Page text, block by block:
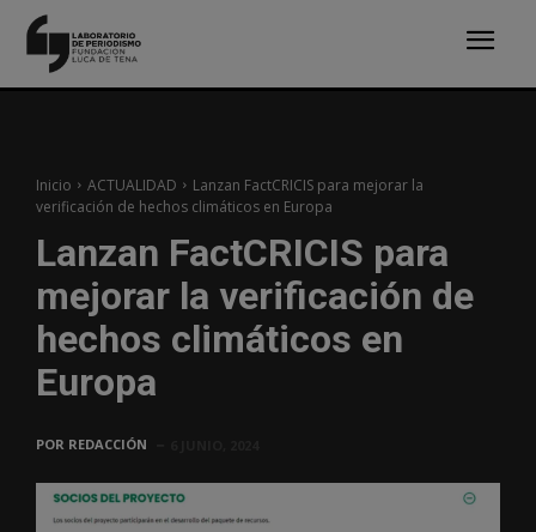
Inicio ACTUALIDAD
Lanzan FactCRICIS para mejorar la
verificación de hechos climáticos en Europa
Lanzan FactCRICIS para
mejorar la verificación de
hechos climáticos en
Europa
POR REDACCIÓN